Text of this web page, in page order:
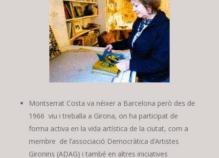
Montserrat Costa va néixer a Barcelona però des de
1966 viu i treballa a Girona, on ha participat de
forma activa en la vida artística de la ciutat, com a
membre de l’associació Democràtica d’Artistes
Gironins (ADAG) i també en altres iniciatives